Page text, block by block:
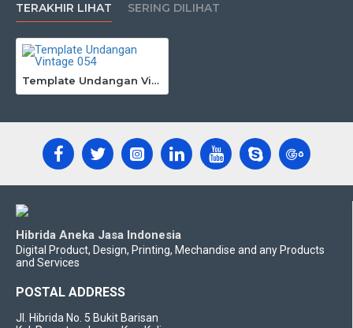
TERAKHIR LIHAT SERING DILIHAT
Template Undangan Vintage 054
Hibrida Aneka Jasa Indonesia
Digital Product, Design, Printing, Mechandise and any Products
and Services
POSTAL ADDRESS
Jl. Hibrida No. 5 Bukit Barisan